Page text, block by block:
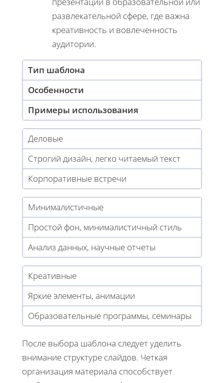
развлекательной сфере, где важна
креативность и вовлеченность
аудитории.
Тип шаблона
Особенности
Примеры использования
Деловые
Строгий дизайн, легко читаемый текст
Корпоративные встречи
Минималистичные
Простой фон, минималистичный стиль
Анализ данных, научные отчеты
Креативные
Яркие элементы, анимации
Образовательные программы, семинары
После выбора шаблона следует уделить
внимание структуре слайдов. Четкая
организация материала способствует